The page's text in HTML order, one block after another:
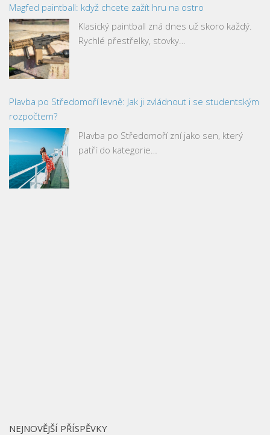
Magfed paintball: když chcete zažít hru na ostro
Klasický paintball zná dnes už skoro každý.
Rychlé přestřelky, stovky…
Plavba po Středomoří levně: Jak ji zvládnout i se studentským
rozpočtem?
Plavba po Středomoří zní jako sen, který
patří do kategorie…
NEJNOVĚJŠÍ PŘÍSPĚVKY